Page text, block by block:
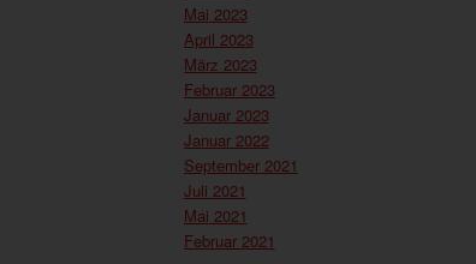
Mai 2023
April 2023
März 2023
Februar 2023
Januar 2023
Januar 2022
September 2021
Juli 2021
Mai 2021
Februar 2021